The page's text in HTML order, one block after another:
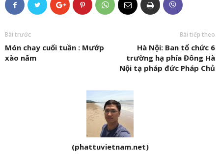
Bài trước
Món chay cuối tuần : Mướp
xào nấm
Bài tiếp theo
Hà Nội: Ban tổ chức 6
trường hạ phía Đông Hà
Nội tạ pháp đức Pháp Chủ
(phattuvietnam.net)